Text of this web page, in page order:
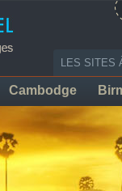
LES SITES
Cambodge